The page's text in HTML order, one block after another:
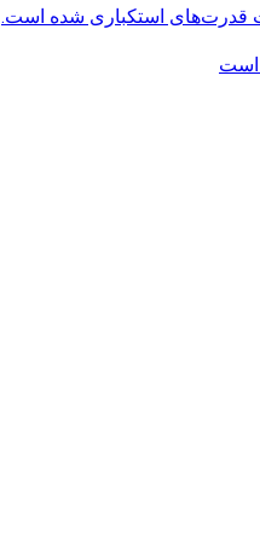
قدرت‌های استکباری شده است.
است